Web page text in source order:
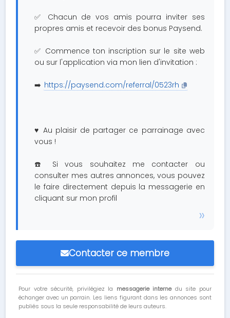
✅ Chacun de vos amis pourra inviter ses
propres amis et recevoir des bonus Paysend.
✅ Commence ton inscription sur le site web
ou sur l'application via mon lien d'invitation :
➡️ https://paysend.com/referral/0523rh
♥️ Au plaisir de partager ce parrainage avec
vous !
☎️ Si vous souhaitez me contacter ou
consulter mes autres annonces, vous pouvez
le faire directement depuis la messagerie en
cliquant sur mon profil
Contacter ce membre
Pour votre sécurité, privilégiez la messagerie internedu site pour
échanger avec un parrain. Les liens figurant dans les annonces sont
publiés sous la seule responsabilité de leurs auteurs.